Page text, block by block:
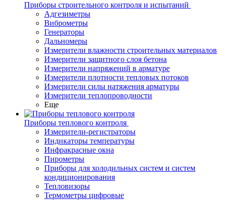
Приборы строительного контроля и испытаний
Адгезиметры
Виброметры
Генераторы
Дальномеры
Измерители влажности строительных материалов
Измерители защитного слоя бетона
Измерители напряжений в арматуре
Измерители плотности тепловых потоков
Измерители силы натяжения арматуры
Измерители теплопроводности
Еще
Приборы теплового контроля
Измерители-регистраторы
Индикаторы температуры
Инфракрасные окна
Пирометры
Приборы для холодильных систем и систем
кондиционирования
Тепловизоры
Термометры цифровые